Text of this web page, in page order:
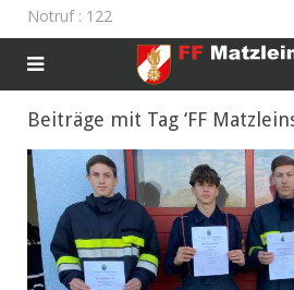
Notruf: 122
Beiträge mit Tag ‘FF